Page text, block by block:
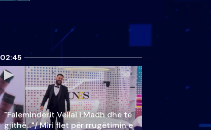
02:45
"Faleminderit Vëllai i Madh dhe të
gjithë…"/ Miri flet për rrugëtimin e